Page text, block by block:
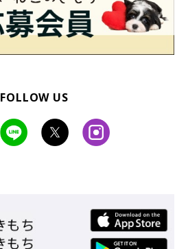
FOLLOW US